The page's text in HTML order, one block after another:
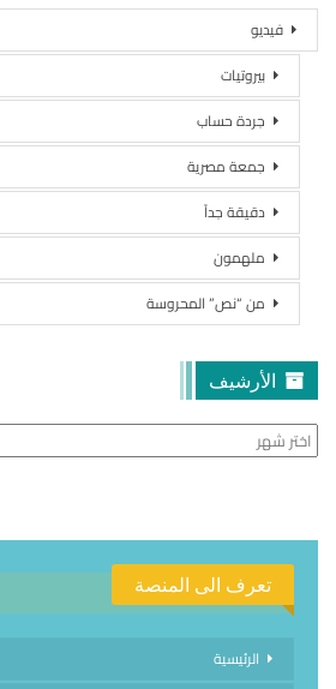
فيديو
بيروتيات
جردة حساب
جمعة مصرية
دقيقة جداً
ملهمون
من “نص” المحروسة
الأرشيف
الأرشيف
تعرف الى المنصة
الرئيسية